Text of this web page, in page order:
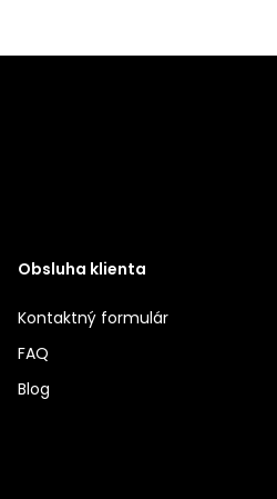
Obsluha klienta
Kontaktný formulár
FAQ
Blog